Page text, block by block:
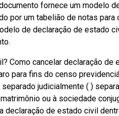
fornece um modelo
por um tabelião de notas
de declaração de estado
Como cancelar declaração
para fins do censo
judicialmente ( )
ou à sociedade
declaração de estado civil